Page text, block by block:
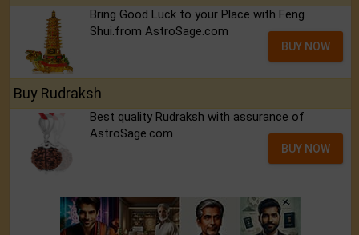
Bring Good Luck to your Place with Feng
Shui.from AstroSage.com
BUY NOW
Buy Rudraksh
Best quality Rudraksh with assurance of
AstroSage.com
BUY NOW